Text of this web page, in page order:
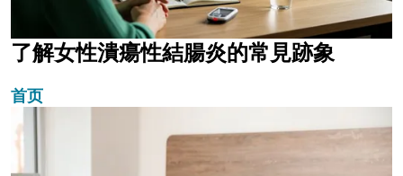
了解女性潰瘍性結腸炎的常見跡象
首页